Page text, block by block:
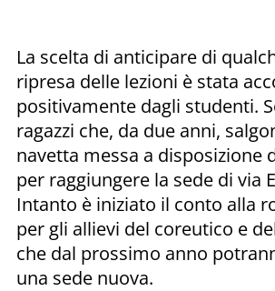
La scelta di anticipare di
ripresa delle lezioni è stata
positivamente dagli studenti.
ragazzi che, da due anni,
navetta messa a disposizione
per raggiungere la sede di via
Intanto è iniziato il conto alla
per gli allievi del coreutico e
che dal prossimo anno
una sede nuova.